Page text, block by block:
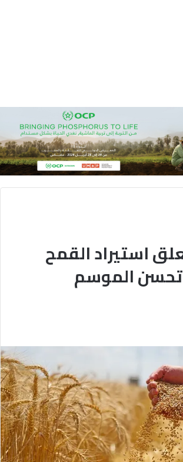
استيراد القمح
تحسن الموسم